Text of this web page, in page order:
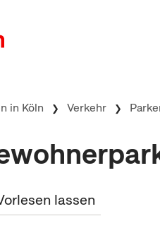
in Köln Verkehr
lassen